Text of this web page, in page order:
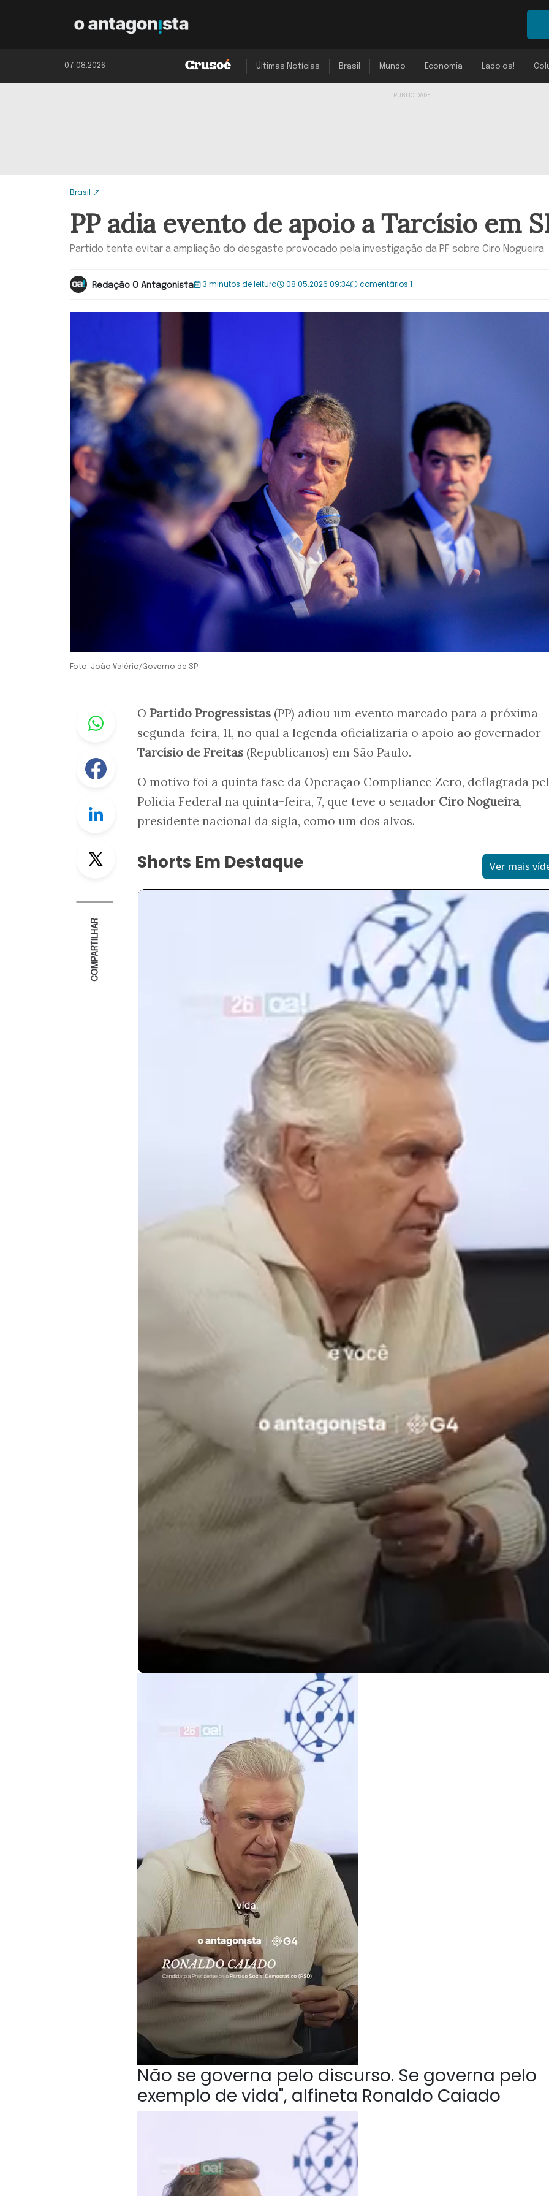
07.08.2026 Últimas Notícias Brasil Mundo Economia Lado oa!
Brasil
PP adia evento de apoio a Tarcísio em
Partido tenta evitar a ampliação do desgaste provocado pela investigação da PF sobre Ciro Nogueira
Redação O Antagonista 3 minutos de leitura 08.05.2026 09:34 comentários 1
Foto: João Valério/Governo de SP
Whastapp
Facebook
Linkedin
COMPARTILHAR
O Partido Progressistas (PP) adiou um evento marcado para a próxima
segunda-feira, 11, no qual a legenda oficializaria o apoio ao governador
Tarcísio de Freitas (Republicanos) em São Paulo.
O motivo foi a quinta fase da Operação Compliance Zero, deflagrada
Polícia Federal na quinta-feira, 7, que teve o senador Ciro Nogueira,
presidente nacional da sigla, como um dos alvos.
Shorts Em Destaque Ver mais
Não se governa pelo discurso. Se governa pelo
exemplo de vida", alfineta Ronaldo Caiado